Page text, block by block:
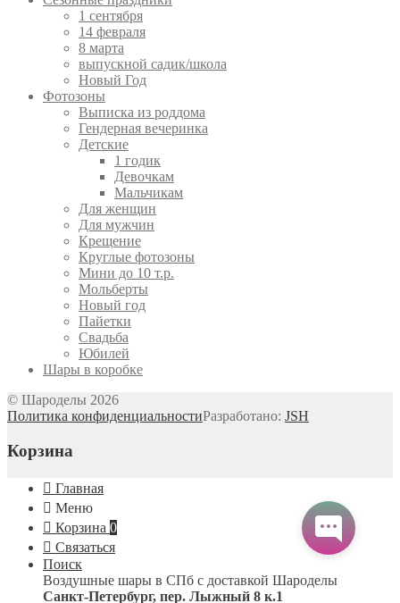
1 сентября
14 февраля
8 марта
выпускной садик/школа
Новый Год
Фотозоны
Выписка из роддома
Гендерная вечеринка
Детские
1 годик
Девочкам
Мальчикам
Для женщин
Для мужчин
Крещение
Круглые фотозоны
Мини до 10 т.р.
Мольберты
Новый год
Пайетки
Свадьба
Юбилей
Шары в коробке
© Шароделы 2026
Политика конфиденциальностиРазработано: JSH
Корзина
Главная
Меню
Корзина 0
Связаться
Поиск
Воздушные шары в СПб с доставкой Шароделы
Санкт-Петербург, пер. Лыжный 8 к.1